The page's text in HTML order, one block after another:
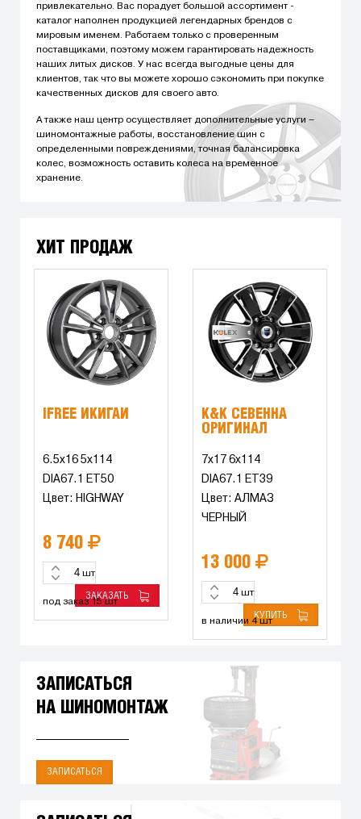
привлекательно. Вас порадует большой ассортимент -
каталог наполнен продукцией легендарных брендов с
мировым именем. Работаем только с проверенным
поставщиками, поэтому можем гарантировать надежность
наших литых дисков. У нас всегда выгодные цены для
клиентов, так что вы можете хорошо сэкономить при покупке
качественных дисков для своего авто.
А также наш центр осуществляет дополнительные услуги –
шиномонтажные работы, восстановление шин с
определенными повреждениями, точная балансировка
колес, возможность оставить колеса на временное
хранение.
ХИТ ПРОДАЖ
IFREE ИКИГАЙ
6.5x16 5x114
DIA67.1 ET50
Цвет: HIGHWAY
8 740
шт
ЗАКАЗАТЬ
под заказ 15 шт
K&K СЕВЕННА
ОРИГИНАЛ
7x17 6x114
DIA67.1 ET39
Цвет: АЛМАЗ
ЧЕРНЫЙ
13 000
шт
КУПИТЬ
в наличии 4 шт
ЗАПИСАТЬСЯ
НА ШИНОМОНТАЖ
ЗАПИСАТЬСЯ